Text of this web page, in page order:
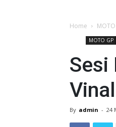
Home
MOTO GP
Sesi
By admin - 24